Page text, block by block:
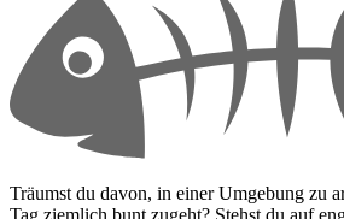
Träumst du davon, in einer Umgebung zu